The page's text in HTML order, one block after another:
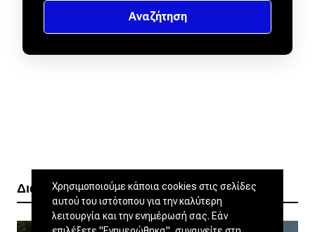
Διαβάστε ακόμα
Χρησιμοποιούμε κάποια cookies στις σελίδες
αυτού του ιστότοπου για την καλύτερη
λειτουργία και την ενημέρωσή σας. Εάν